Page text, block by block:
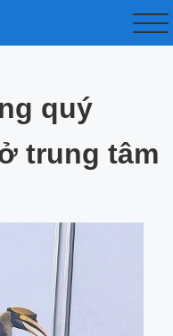
quý
trung tâm